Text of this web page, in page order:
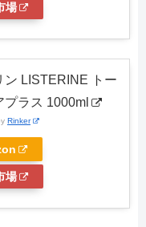
場
ン LISTERINE トー
プラス 1000ml
Rinker
場